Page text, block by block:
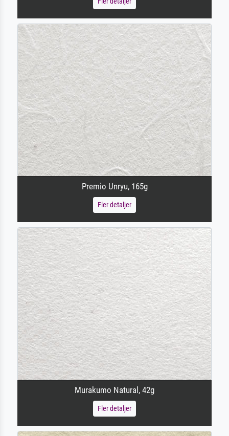
Premio Unryu, 165g
Fler detaljer
Murakumo Natural, 42g
Fler detaljer